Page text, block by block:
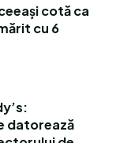
cotă ca
cu 6
datorează